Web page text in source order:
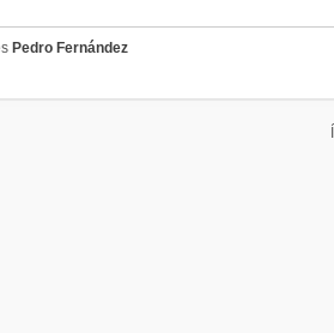
Pedro Fernández